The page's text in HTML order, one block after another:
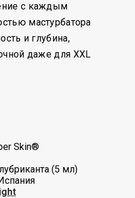
с каждым
мастурбатора
и глубина,
даже для XXL
Skin®
(5 мл)